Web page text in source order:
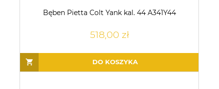
Bęben Pietta Colt Yank kal. 44 A341Y44
518,00 zł
DO KOSZYKA